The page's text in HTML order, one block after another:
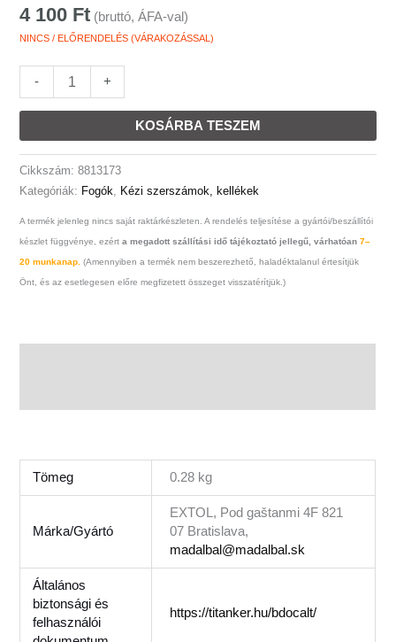
4 100 Ft (bruttó, ÁFA-val)
NINCS / ELŐRENDELÉS (VÁRAKOZÁSSAL)
-
5749,
Cv,
Piros/Sárga
Nyél,
Szerszámtartó
mennyiség
+
KOSÁRBA TESZEM
Cikkszám:8813173
Kategóriák: Fogók, Kézi szerszámok, kellékek
A termék jelenleg nincs saját raktárkészleten. A rendelés teljesítése a gyártói/beszállítói
készlet függvénye, ezérta megadott szállítási idő tájékoztató jellegű, várhatóan7–
20 munkanap. (Amennyiben a termék nem beszerezhető, haladéktalanul értesítjük
Önt, és az esetlegesen előre megfizetett összeget visszatérítjük.)
Tömeg 0.28 kg
Márka/Gyártó
EXTOL, Pod gaštanmi 4F 821
07 Bratislava,
madalbal@madalbal.sk
Általános
biztonsági és
felhasználói
https://titanker.hu/bdocalt/